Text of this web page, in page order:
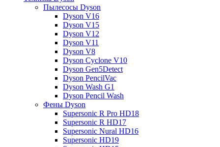
Пылесосы Dyson
Dyson V16
Dyson V15
Dyson V12
Dyson V11
Dyson V8
Dyson Cyclone V10
Dyson Gen5Detect
Dyson PencilVac
Dyson Wash G1
Dyson Pencil Wash
Фены Dyson
Supersonic R Pro HD18
Supersonic R HD17
Supersonic Nural HD16
Supersonic HD19